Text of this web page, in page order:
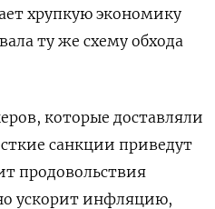
хрупкую экономику
ту же схему обхода
которые доставляли
санкции приведут
продовольствия
ускорит инфляцию,